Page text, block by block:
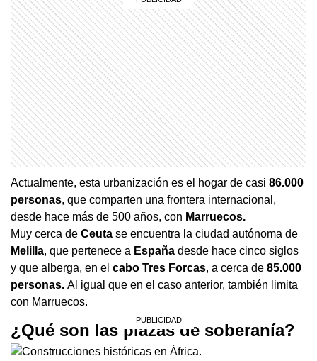
Actualmente, esta urbanización es el hogar de casi 86.000
personas, que comparten una frontera internacional,
desde hace más de 500 años, con Marruecos.
Muy cerca de Ceuta se encuentra la ciudad autónoma de
Melilla, que pertenece a España desde hace cinco siglos
y que alberga, en el cabo Tres Forcas, a cerca de 85.000
personas. Al igual que en el caso anterior, también limita
con Marruecos.
¿Qué son las plazas de soberanía?